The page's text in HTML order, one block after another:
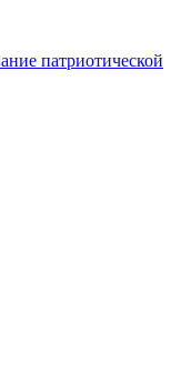
патриотической